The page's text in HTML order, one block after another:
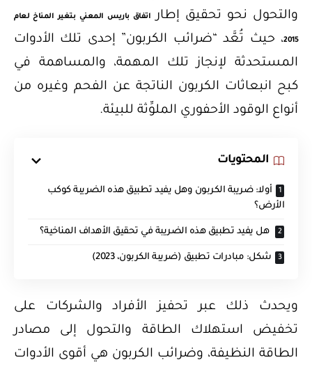
والتحول نحو تحقيق إطاراتفاق باريس المعني بتغير المناخ لعام
2015، حيث تُعَّد “ضرائب الكربون” إحدى تلك الأدوات
المستحدثة لإنجاز تلك المهمة، والمساهمة في
كبح انبعاثات الكربون الناتجة عن الفحم وغيره من
أنواع الوقود الأحفوري الملوِّثة للبيئة.
المحتويات
أولا: ضريبة الكربون وهل يفيد تطبيق هذه الضريبة كوكب
الأرض؟
هل يفيد تطبيق هذه الضريبة في تحقيق الأهداف المناخية؟
شكل: مبادرات تطبيق (ضريبة الكربون، 2023)
ويحدث ذلك عبر تحفيز الأفراد والشركات على
تخفيض استهلاك الطاقة والتحول إلى مصادر
الطاقة النظيفة، وضرائب الكربون هي أقوى الأدوات